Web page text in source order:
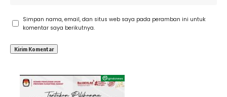
Simpan nama, email, dan situs web saya pada peramban ini untuk
komentar saya berikutnya.